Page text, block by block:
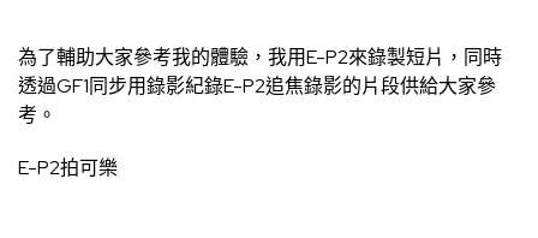
為了輔助大家參考我的體驗，我用E-P2來錄製短片，同時
透過GF1同步用錄影紀錄E-P2追焦錄影的片段供給大家參
考。
E-P2拍可樂